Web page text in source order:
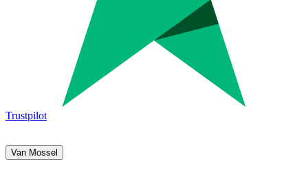
Trustpilot
Van Mossel